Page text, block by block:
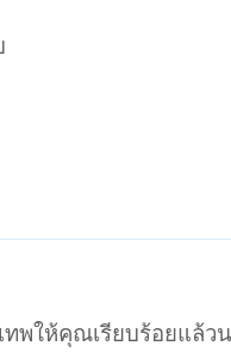
ทพให้คุณเรียบร้อยแล้ว